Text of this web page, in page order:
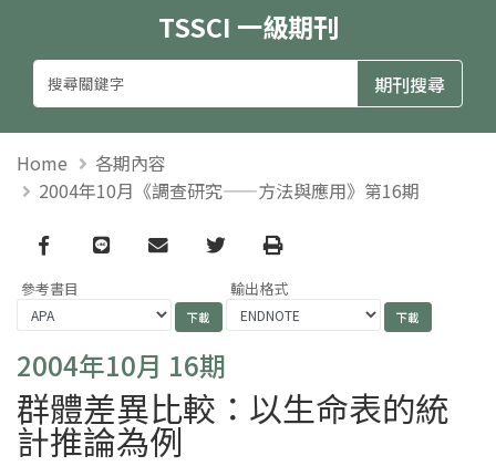
TSSCI 一級期刊
Home
各期內容
2004年10月《調查研究——方法與應用》第16期
Facebook
line email TwitterPrint
參考書目 輸出格式
2004年10月 16期
群體差異比較：以生命表的統
計推論為例